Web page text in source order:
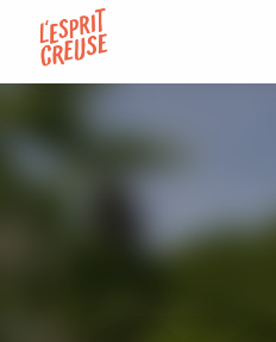
contenu